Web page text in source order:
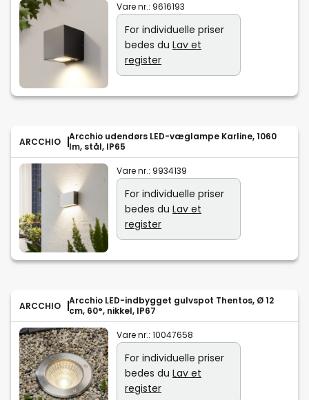
Vare nr.: 9616193
For individuelle priser
bedes du Lav et
register
ARCCHIO
Arcchio udendørs LED-væglampe Karline, 1060
lm, stål, IP65
Vare nr.: 9934139
For individuelle priser
bedes du Lav et
register
ARCCHIO
Arcchio LED-indbygget gulvspot Thentos, Ø 12
cm, 60°, nikkel, IP67
Vare nr.: 10047658
For individuelle priser
bedes du Lav et
register